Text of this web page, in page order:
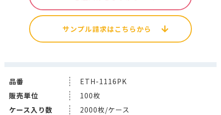
サンプル請求はこちらから
品番
ETH-1116PK
販売単位
100枚
ケース入り数
2000枚/ケース